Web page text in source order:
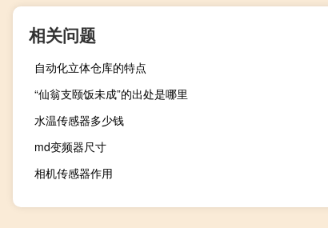
相关问题
自动化立体仓库的特点
“仙翁支颐饭未成”的出处是哪里
水温传感器多少钱
md变频器尺寸
相机传感器作用